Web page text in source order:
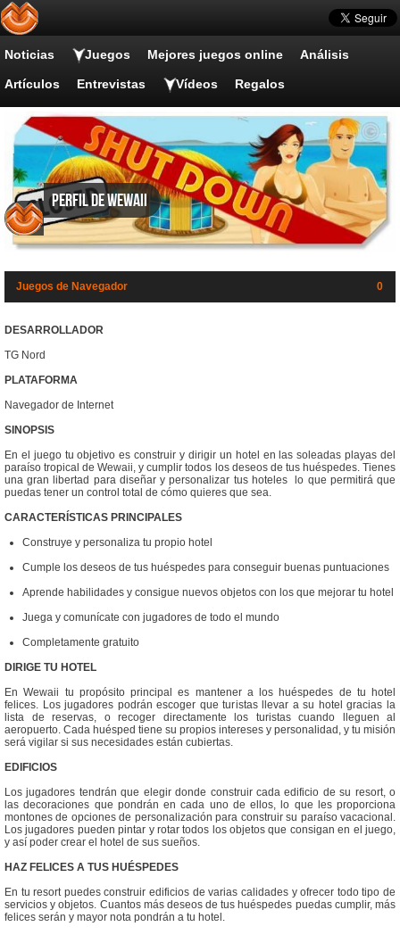
Noticias Juegos Mejores juegos online Análisis
Artículos Entrevistas Vídeos Regalos
Perfil de Wewaii
Juegos de Navegador 0
DESARROLLADOR
TG Nord
PLATAFORMA
Navegador de Internet
SINOPSIS
En el juego tu objetivo es construir y dirigir un hotel en las soleadas playas del
paraíso tropical de Wewaii, y cumplir todos los deseos de tus huéspedes. Tienes
una gran libertad para diseñar y personalizar tus hoteles lo que permitirá que
puedas tener un control total de cómo quieres que sea.
CARACTERÍSTICAS PRINCIPALES
Construye y personaliza tu propio hotel
Cumple los deseos de tus huéspedes para conseguir buenas puntuaciones
Aprende habilidades y consigue nuevos objetos con los que mejorar tu hotel
Juega y comunícate con jugadores de todo el mundo
Completamente gratuito
DIRIGE TU HOTEL
En Wewaii tu propósito principal es mantener a los huéspedes de tu hotel
felices. Los jugadores podrán escoger que turistas llevar a su hotel gracias la
lista de reservas, o recoger directamente los turistas cuando lleguen al
aeropuerto. Cada huésped tiene su propios intereses y personalidad, y tu misión
será vigilar si sus necesidades están cubiertas.
EDIFICIOS
Los jugadores tendrán que elegir donde construir cada edificio de su resort, o
las decoraciones que pondrán en cada uno de ellos, lo que les proporciona
montones de opciones de personalización para construir su paraíso vacacional.
Los jugadores pueden pintar y rotar todos los objetos que consigan en el juego,
y así poder crear el hotel de sus sueños.
HAZ FELICES A TUS HUÉSPEDES
En tu resort puedes construir edificios de varias calidades y ofrecer todo tipo de
servicios y objetos. Cuantos más deseos de tus huéspedes puedas cumplir, más
felices serán y mayor nota pondrán a tu hotel.